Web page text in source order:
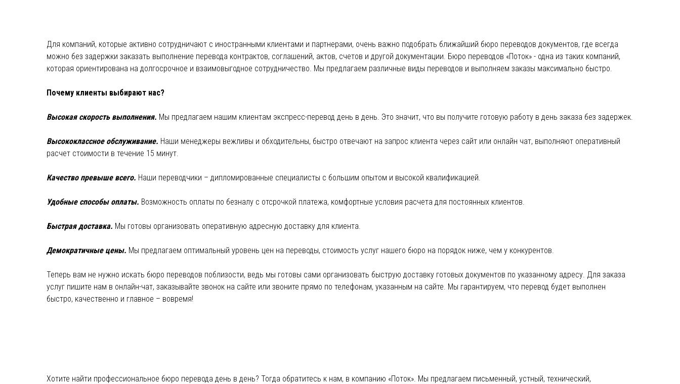
Для компаний, которые активно сотрудничают с иностранными клиентами и партнерами, очень важно подобрать ближайший бюро переводов документов, где всегда
можно без задержки заказать выполнение перевода контрактов, соглашений, актов, счетов и другой документации. Бюро переводов «Поток» - одна из таких компаний,
которая ориентирована на долгосрочное и взаимовыгодное сотрудничество. Мы предлагаем различные виды переводов и выполняем заказы максимально быстро.
Почему клиенты выбирают нас?
Высокая скорость выполнения. Мы предлагаем нашим клиентам экспресс-перевод день в день. Это значит, что вы получите готовую работу в день заказа без задержек.
Высококлассное обслуживание. Наши менеджеры вежливы и обходительны, быстро отвечают на запрос клиента через сайт или онлайн чат, выполняют оперативный
расчет стоимости в течение 15 минут.
Качество превыше всего. Наши переводчики – дипломированные специалисты с большим опытом и высокой квалификацией.
Удобные способы оплаты. Возможность оплаты по безналу с отсрочкой платежа, комфортные условия расчета для постоянных клиентов.
Быстрая доставка. Мы готовы организовать оперативную адресную доставку для клиента.
Демократичные цены. Мы предлагаем оптимальный уровень цен на переводы, стоимость услуг нашего бюро на порядок ниже, чем у конкурентов.
Теперь вам не нужно искать бюро переводов поблизости, ведь мы готовы сами организовать быструю доставку готовых документов по указанному адресу. Для заказа
услуг пишите нам в онлайн-чат, заказывайте звонок на сайте или звоните прямо по телефонам, указанным на сайте. Мы гарантируем, что перевод будет выполнен
быстро, качественно и главное – вовремя!
Хотите найти профессиональное бюро перевода день в день? Тогда обратитесь к нам, в компанию «Поток». Мы предлагаем письменный, устный, технический,